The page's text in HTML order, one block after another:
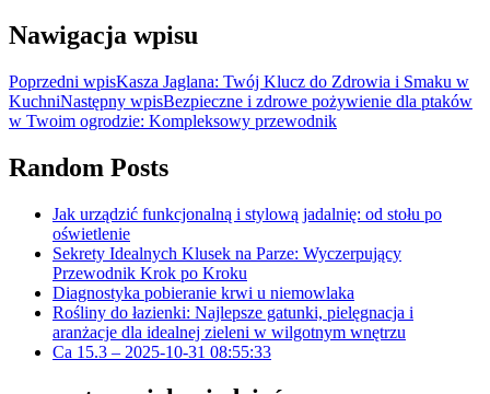
Nawigacja wpisu
Poprzedni wpisKasza Jaglana: Twój Klucz do Zdrowia i Smaku w
KuchniNastępny wpisBezpieczne i zdrowe pożywienie dla ptaków
w Twoim ogrodzie: Kompleksowy przewodnik
Random Posts
Jak urządzić funkcjonalną i stylową jadalnię: od stołu po
oświetlenie
Sekrety Idealnych Klusek na Parze: Wyczerpujący
Przewodnik Krok po Kroku
Diagnostyka pobieranie krwi u niemowlaka
Rośliny do łazienki: Najlepsze gatunki, pielęgnacja i
aranżacje dla idealnej zieleni w wilgotnym wnętrzu
Ca 15.3 – 2025-10-31 08:55:33